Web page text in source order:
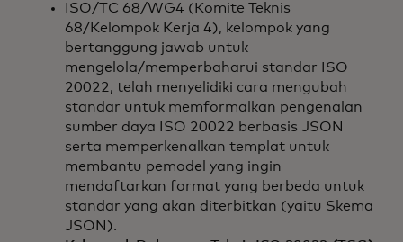
ISO/TC 68/WG4 (Komite Teknis
68/Kelompok Kerja 4), kelompok yang
bertanggung jawab untuk
mengelola/memperbaharui standar ISO
20022, telah menyelidiki cara mengubah
standar untuk memformalkan pengenalan
sumber daya ISO 20022 berbasis JSON
serta memperkenalkan templat untuk
membantu pemodel yang ingin
mendaftarkan format yang berbeda untuk
standar yang akan diterbitkan (yaitu Skema
JSON).